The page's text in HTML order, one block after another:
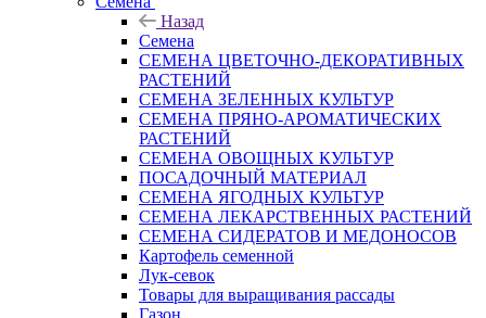
Назад
Семена
СЕМЕНА ЦВЕТОЧНО-ДЕКОРАТИВНЫХ
РАСТЕНИЙ
СЕМЕНА ЗЕЛЕННЫХ КУЛЬТУР
СЕМЕНА ПРЯНО-АРОМАТИЧЕСКИХ
РАСТЕНИЙ
СЕМЕНА ОВОЩНЫХ КУЛЬТУР
ПОСАДОЧНЫЙ МАТЕРИАЛ
СЕМЕНА ЯГОДНЫХ КУЛЬТУР
СЕМЕНА ЛЕКАРСТВЕННЫХ РАСТЕНИЙ
СЕМЕНА СИДЕРАТОВ И МЕДОНОСОВ
Картофель семенной
Лук-севок
Товары для выращивания рассады
Газон